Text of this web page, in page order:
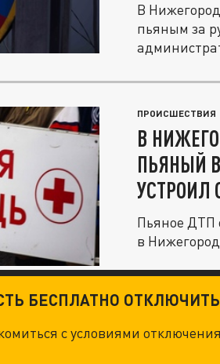
В
пьяным за
ПРОИСШЕСТВИЯ
В
ПЬЯНЫЙ
УСТРОИЛ
Пьяное ДТП
в
БЕСПЛАТНО
с условиями